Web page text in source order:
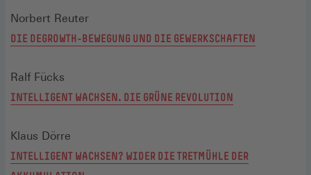
Norbert Reuter
DIE DEGROWTH-BEWEGUNG UND DIE GEWERKSCHAFTEN
Ralf Fücks
INTELLIGENT WACHSEN. DIE GRÜNE REVOLUTION
Klaus Dörre
INTELLIGENT WACHSEN? WIDER DIE TRETMÜHLE DER